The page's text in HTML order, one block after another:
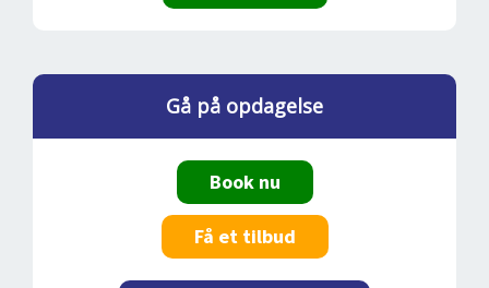
Gå på opdagelse
Book nu
Få et tilbud